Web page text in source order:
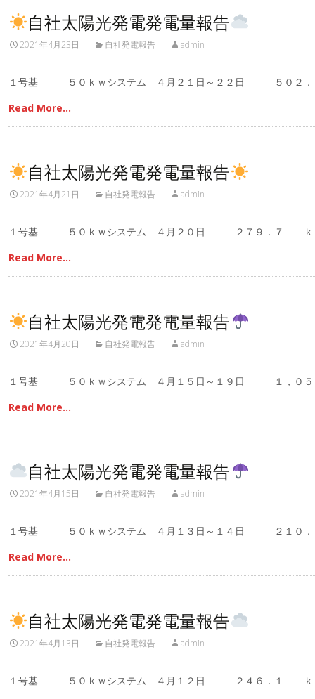
自社太陽光発電発電量報告
2021年4月23日 自社発電報告 admin
１号基 ５０ｋｗシステム ４月２１日～２２日 ５０２．
Read More…
自社太陽光発電発電量報告
2021年4月21日 自社発電報告 admin
１号基 ５０ｋｗシステム ４月２０日 ２７９．７ ｋ
Read More…
自社太陽光発電発電量報告
2021年4月20日 自社発電報告 admin
１号基 ５０ｋｗシステム ４月１５日～１９日 １，０５
Read More…
自社太陽光発電発電量報告
2021年4月15日 自社発電報告 admin
１号基 ５０ｋｗシステム ４月１３日～１４日 ２１０．
Read More…
自社太陽光発電発電量報告
2021年4月13日 自社発電報告 admin
１号基 ５０ｋｗシステム ４月１２日 ２４６．１ ｋ